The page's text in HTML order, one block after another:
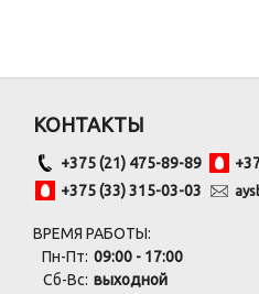
КОНТАКТЫ
+375 (21) 475-89-89
+375 (33) 315-03-03
ВРЕМЯ РАБОТЫ:
Пн-Пт: 09:00 - 17:00
Сб-Вс: выходной